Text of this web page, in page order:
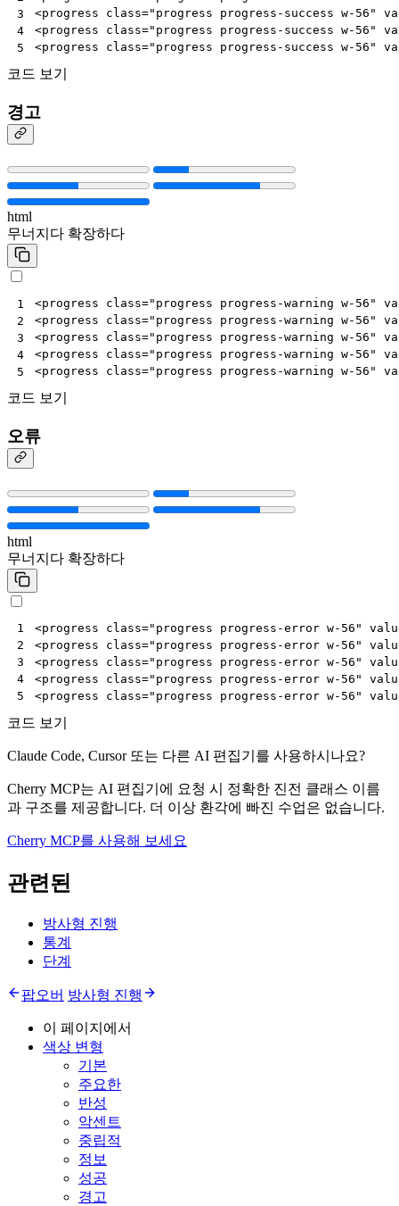
3
4
5
<progress class="progress progress-success w-56"
<progress class="progress progress-success w-56"
<progress class="progress progress-success w-56"
코드 보기
경고
html
무너지다 확장하다
1
2
3
4
5
<progress class="progress progress-warning w-56"
<progress class="progress progress-warning w-56"
<progress class="progress progress-warning w-56"
<progress class="progress progress-warning w-56"
<progress class="progress progress-warning w-56"
코드 보기
오류
html
무너지다 확장하다
1
2
3
4
5
<progress class="progress progress-error w-56"
<progress class="progress progress-error w-56"
<progress class="progress progress-error w-56"
<progress class="progress progress-error w-56"
<progress class="progress progress-error w-56"
코드 보기
Claude Code, Cursor 또는 다른 AI 편집기를 사용하시나요?
Cherry MCP는 AI 편집기에 요청 시 정확한 진전 클래스 이름
과 구조를 제공합니다. 더 이상 환각에 빠진 수업은 없습니다.
Cherry MCP를 사용해 보세요
관련된
방사형 진행
통계
단계
팝오버 방사형 진행
이 페이지에서
색상 변형
기본
주요한
반성
악센트
중립적
정보
성공
경고